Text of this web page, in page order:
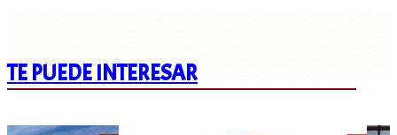
TE PUEDE INTERESAR